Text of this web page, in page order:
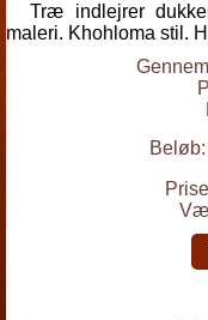
Træ indlejrer
maleri. Khohloma stil.
Beløb: